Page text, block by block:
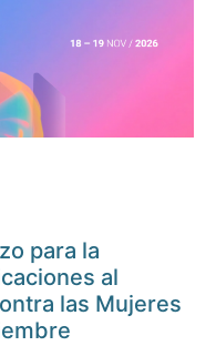
para la
al
las Mujeres